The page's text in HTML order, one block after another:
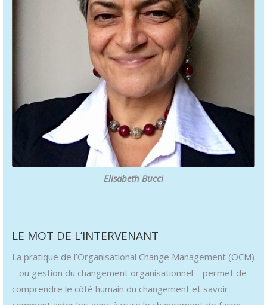
Elisabeth Bucci
LE MOT DE L’INTERVENANT
La pratique de l’Organisational Change Management (OCM)
– ou gestion du changement organisationnel – permet de
comprendre le côté humain du changement et savoir